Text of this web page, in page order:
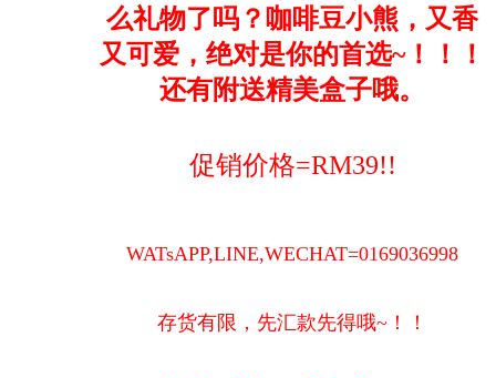
么礼物了吗？咖啡豆小熊，又香
又可爱，绝对是你的首选~！！！
还有附送精美盒子哦。
促销价格=RM39!!
WATsAPP,LINE,WECHAT=0169036998
存货有限，先汇款先得哦~！！